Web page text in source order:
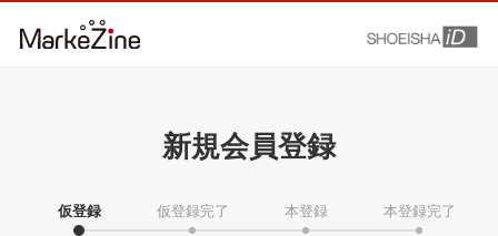
新規会員登録
仮登録 仮登録完了 本登録 本登録完了